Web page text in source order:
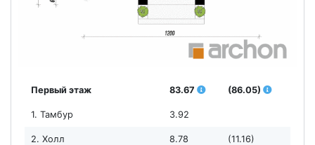
Первый этаж 83.67 (86.05)
1. Тамбур 3.92
2. Холл 8.78 (11.16)